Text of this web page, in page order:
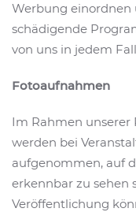
Werbung einordnen
schädigende
von uns in jedem
Fotoaufnahmen
Im Rahmen unserer
werden bei
aufgenommen, auf
erkennbar zu sehen
Veröffentlichung